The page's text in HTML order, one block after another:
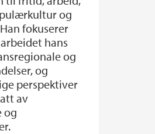
og
fokuserer
hans
og
og
perspektiver
av
og